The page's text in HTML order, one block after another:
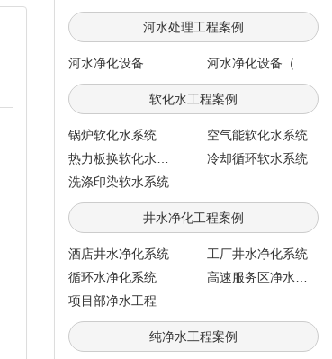
河水处理工程案例
河水净化设备
软化水工程案例
锅炉软化水系统
空气能软化水系统
冷却循环软水系统
洗涤印染软水系统
井水净化工程案例
酒店井水净化系统
工厂井水净化系统
循环水净化系统
项目部净水工程
纯净水工程案例